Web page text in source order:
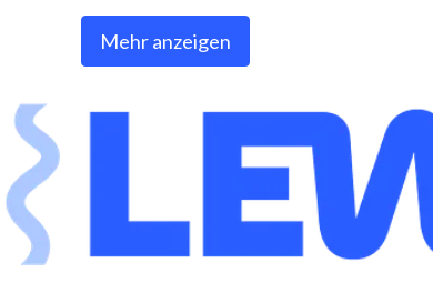
Mehr anzeigen
9.000 Kilometer langes Glasfasernetz in der Region.